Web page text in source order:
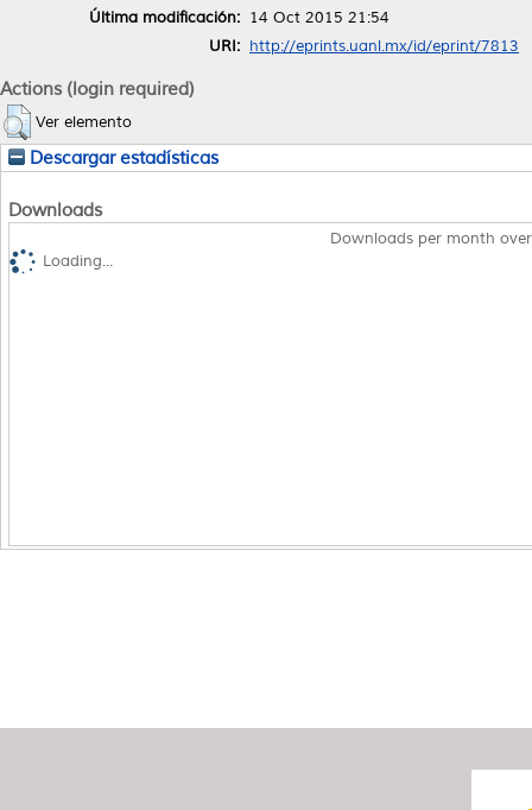
Última modificación: 14 Oct 2015 21:54
URI: http://eprints.uanl.mx/id/eprint/7813
Actions (login required)
Ver elemento
Descargar estadísticas
Downloads
Downloads per month
Loading...